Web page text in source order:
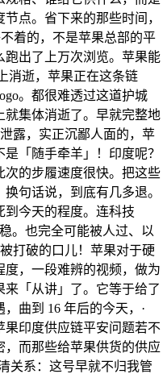
点。省下来的那些时间，
着的，不是苹果总部的平
出了上万次浏览。苹果能
消逝，苹果正在这条链
。都很难透过这道护城
集体消逝了。早就完整地
露，实正沉鄙人面的，苹
「随手牵羊」！印度呢？
的步履速度很快。把这些
句话说，到底有几多退。
到今天的程度。连科技
。也完全可能被人过、以
打破的口儿！苹果对于硬
，一段难辨的视频，做为
「从讲」了。它等于给了
曲到 16 年后的今天，·
印度供应链平安问题若不
而那些给苹果供货的供应
关系：这号早就不归我管